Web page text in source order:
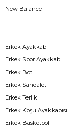
New Balance
Erkek Ayakkabı
Erkek Spor Ayakkabı
Erkek Bot
Erkek Sandalet
Erkek Terlik
Erkek Koşu Ayakkabısı
Erkek Basketbol